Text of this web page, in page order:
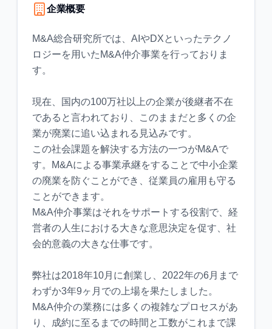
企業概要
M&A総合研究所では、AIやDXといったテクノ
ロジーを用いたM&A仲介事業を行っておりま
す。
現在、国内の100万社以上の企業が後継者不在
であると言われており、このままだと多くの企
業が廃業に追い込まれる見込みです。
この社会課題を解決する方法の一つがM&Aで
す。M&Aによる事業承継をすることで中小企業
の廃業を防ぐことができ、従業員の雇用も守る
ことができます。
M&A仲介事業はそれをサポートする役割で、経
営者の人生における大きな意思決定を促す、社
会的意義の大きな仕事です。
弊社は2018年10月に創業し、2022年の6月まで
わずか3年9ヶ月での上場を果たしました。
M&A仲介の業務には多くの複雑なプロセスがあ
り、成約に至るまでの時間と工数がこれまで課